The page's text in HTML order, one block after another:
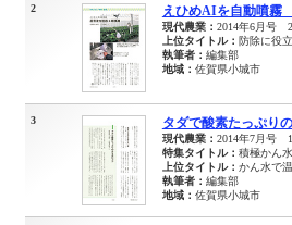
2 えひめAIを自動噴霧
現代農業： 2014年6月号
上位タイトル： 防除に役
執筆者： 編集部
地域： 佐賀県小城市
3 タダで酸素たっぷり
現代農業： 2014年7月号
特集タイトル： 積極かん
上位タイトル： かん水で
執筆者： 編集部
地域： 佐賀県小城市